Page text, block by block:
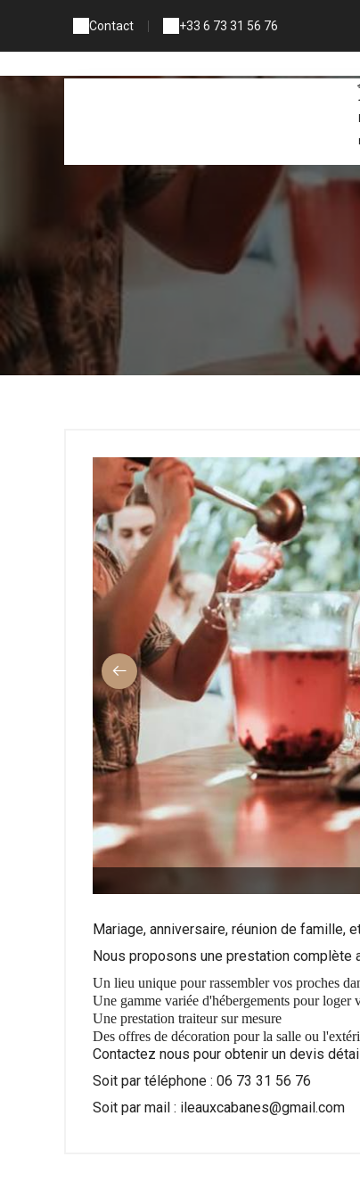
Contact +33 6 73 31 56 76
Mariage, anniversaire, réunion de famille,
Nous proposons une prestation complète
Un lieu unique pour rassembler vos proches
Une gamme variée d'hébergements pour loger
Une prestation traiteur sur mesure
Des offres de décoration pour la salle ou
Contactez nous pour obtenir un devis
Soit par téléphone : 06 73 31 56 76
Soit par mail : ileauxcabanes@gmail.com